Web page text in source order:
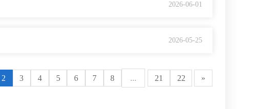
2026-06-01
2026-05-25
2 3 4 5 6 7 8 ... 21 22 »